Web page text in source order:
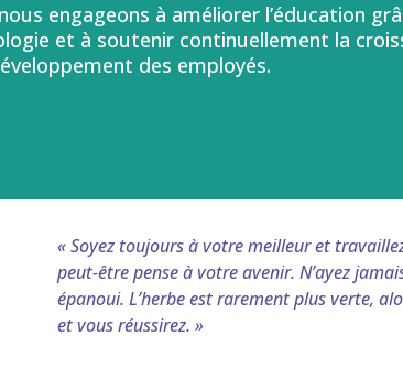
engageons à améliorer l’éducation
et à soutenir continuellement la
des employés.
« Soyez toujours à votre meilleur et
peut-être pense à votre avenir. N’ayez
épanoui. L’herbe est rarement plus verte,
et vous réussirez. »